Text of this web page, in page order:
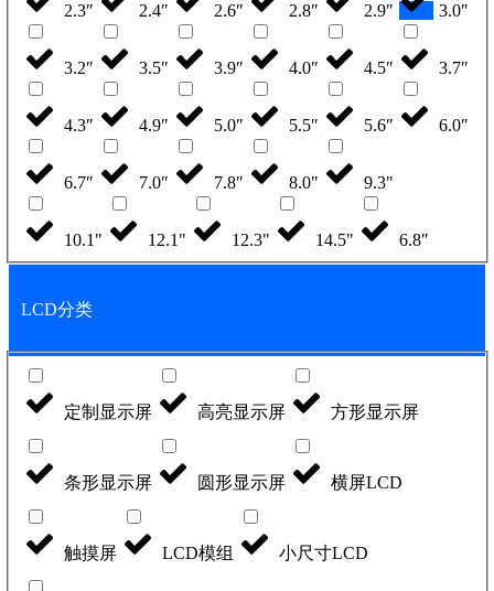
2.3″ 2.4″ 2.6″ 2.8″ 2.9″ 3.0″
3.2″ 3.5″ 3.9″ 4.0″ 4.5″ 3.7″
4.3″ 4.9″ 5.0″ 5.5″ 5.6″ 6.0″
6.7″ 7.0″ 7.8″ 8.0" 9.3"
10.1" 12.1" 12.3" 14.5" 6.8″
LCD分类
定制显示屏 高亮显示屏 方形显示屏
条形显示屏 圆形显示屏 横屏LCD
触摸屏 LCD模组 小尺寸LCD